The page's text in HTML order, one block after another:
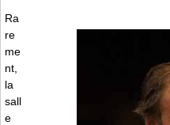
Ra
re
me
nt,
la
sall
e